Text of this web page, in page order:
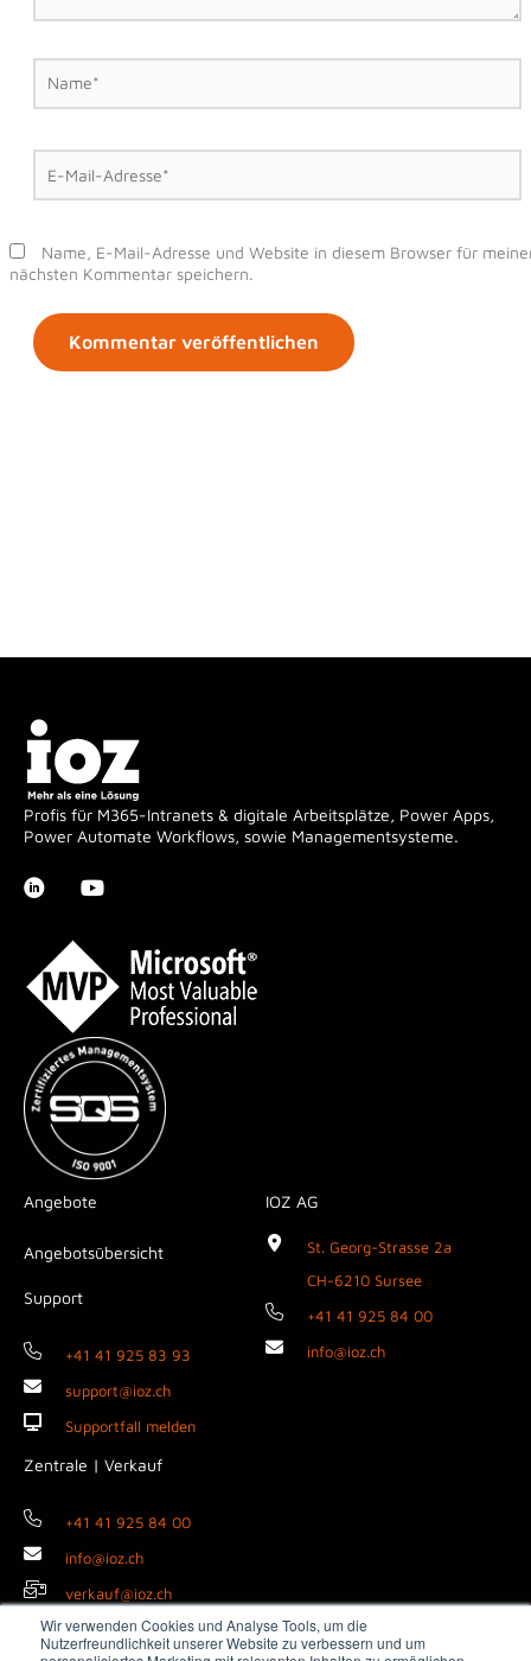
Wir verwenden Cookies und Analyse Tools, um die
Nutzerfreundlichkeit unserer Website zu verbessern und um
Name*
E-
Mail-
Adresse*
Name, E-Mail-Adresse und Website in diesem Browser für
nächsten Kommentar speichern.
Profis für M365-Intranets & digitale Arbeitsplätze, Power Apps,
Power Automate Workflows, sowie Managementsysteme.
Angebote
Angebotsübersicht
Support
+41 41 925 83 93
support@ioz.ch
Supportfall melden
Zentrale | Verkauf
+41 41 925 84 00
info@ioz.ch
verkauf@ioz.ch
IOZ AG
St. Georg-Strasse 2a
CH-6210 Sursee
+41 41 925 84 00
info@ioz.ch